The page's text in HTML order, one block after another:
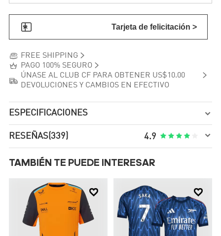
 Tarjeta de felicitación >
 FREE SHIPPING

PAGO 100% SEGURO

ÚNASE AL CLUB CF PARA OBTENER US$10.00
DEVOLUCIONES Y CAMBIOS EN EFECTIVO

ESPECIFICACIONES 
RESEÑAS(339) 4.9     
TAMBIÉN TE PUEDE INTERESAR
 